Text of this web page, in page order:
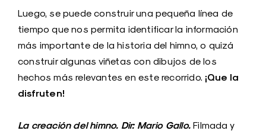
Luego, se puede construir una pequeña línea de
tiempo que nos permita identificar la información
más importante de la historia del himno, o quizá
construir algunas viñetas con dibujos de los
hechos más relevantes en este recorrido. ¡Que la
disfruten!
La creación del himno. Dir: Mario Gallo. Filmada y